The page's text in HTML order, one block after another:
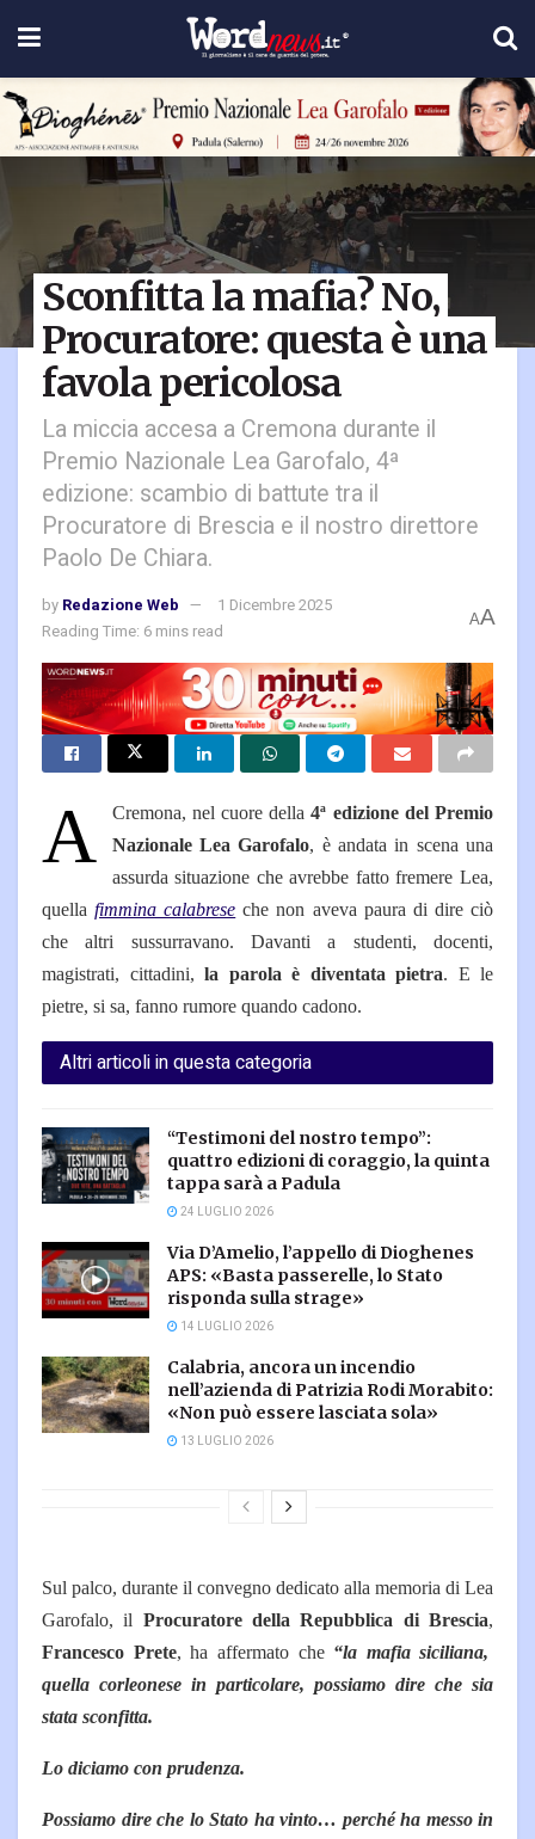
Sconfitta la mafia? No,
Procuratore: questa è una
favola pericolosa
La miccia accesa a Cremona durante il
Premio Nazionale Lea Garofalo, 4ª
edizione: scambio di battute tra il
Procuratore di Brescia e il nostro direttore
Paolo De Chiara.
by Redazione Web
1 Dicembre 2025
Reading Time: 6 mins read
AA
A Cremona, nel cuore della4ª edizione del Premio
Nazionale Lea Garofalo, è andata in scena una
assurda situazione che avrebbe fatto fremere Lea,
quellafimmina calabrese che non aveva paura di dire ciò
che altri sussurravano. Davanti a studenti, docenti,
magistrati, cittadini, la parola è diventata pietra. E le
pietre, si sa, fanno rumore quando cadono.
Altri articoli in questa categoria
“Testimoni del nostro tempo”:
quattro edizioni di coraggio, la quinta
tappa sarà a Padula
24 LUGLIO 2026
Via D’Amelio, l’appello di Dioghenes
APS: «Basta passerelle, lo Stato
risponda sulla strage»
14 LUGLIO 2026
Calabria, ancora un incendio
nell’azienda di Patrizia Rodi Morabito:
«Non può essere lasciata sola»
13 LUGLIO 2026
Sul palco, durante il convegno dedicato alla memoria di Lea
Garofalo, il Procuratore della Repubblica di Brescia,
Francesco Prete, ha affermato che “la mafia siciliana,
quella corleonese in particolare, possiamo dire che sia
stata sconfitta.
Lo diciamo con prudenza.
Possiamo dire che lo Stato ha vinto… perché ha messo in